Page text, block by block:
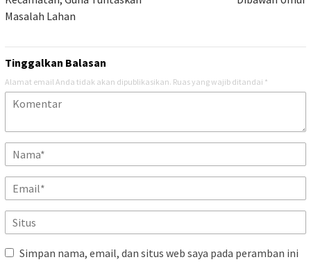
Masalah Lahan
Tinggalkan Balasan
Alamat email Anda tidak akan dipublikasikan. Ruas yang wajib ditandai *
Simpan nama, email, dan situs web saya pada peramban ini